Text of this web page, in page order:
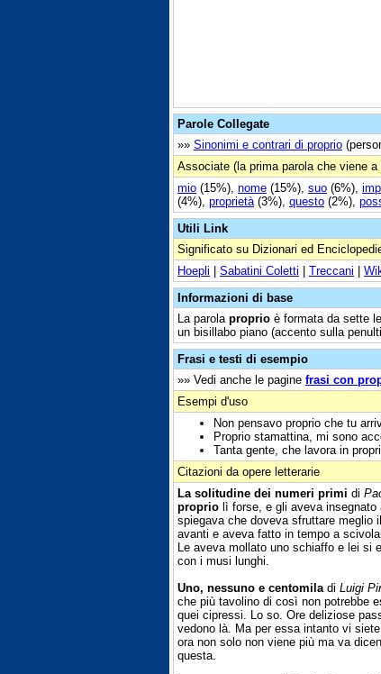
Parole Collegate
»» Sinonimi e contrari di proprio
Associate (la prima parola che viene
mio (15%), nome (15%), suo (6%),
(4%), proprietà (3%), questo (2%),
Utili Link
Significato su Dizionari ed
Hoepli | Sabatini Coletti | Treccani |
Informazioni di base
La parola proprio è formata da sette
un bisillabo piano (accento sulla
Frasi e testi di esempio
»» Vedi anche le pagine frasi con
Esempi d'uso
Non pensavo proprio che tu
Proprio stamattina, mi sono
Tanta gente, che lavora in
Citazioni da opere letterarie
La solitudine dei numeri primi di
proprio lì forse, e gli aveva
spiegava che doveva sfruttare meglio
avanti e aveva fatto in tempo a
Le aveva mollato uno schiaffo e lei si
con i musi lunghi.
Uno, nessuno e centomila di Luigi
che più tavolino di così non potrebbe
quei cipressi. Lo so. Ore deliziose
vedono là. Ma per essa intanto vi
ora non solo non viene più ma va
questa.